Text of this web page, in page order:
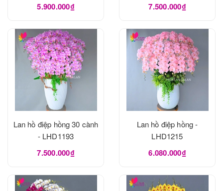
5.900.000₫ 7.500.000₫
Lan hồ điệp hồng 30 cành
- LHD1193
7.500.000₫
Lan hồ điệp hồng -
LHD1215
6.080.000₫